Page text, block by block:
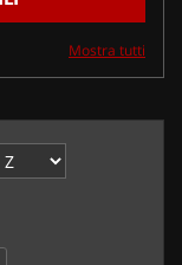
Mostra tutti